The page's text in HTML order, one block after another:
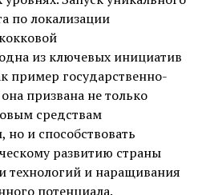
по локализации
из ключевых инициатив
пример государственно-
призвана не только
средствам
и способствовать
развитию страны
технологий и наращивания
потенциала.